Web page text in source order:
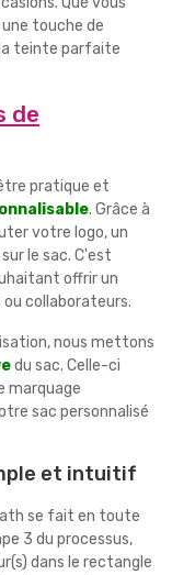
touche de
teinte parfaite
de
pratique et
. Grâce à
votre logo, un
le sac. C'est
offrir un
collaborateurs.
nous mettons
du sac. Celle-ci
marquage
sac personnalisé
et intuitif
se fait en toute
3 du processus,
dans le rectangle